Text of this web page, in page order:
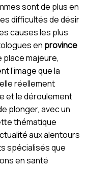
sont de plus en
difficultés de désir
causes les plus
en province
place majeure,
l’image que la
réellement
et le déroulement
plonger, avec un
thématique
aux alentours
spécialisés que
en santé